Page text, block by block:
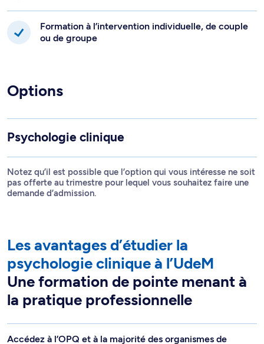
Formation à l’intervention individuelle, de couple
ou de groupe
Options
Psychologie clinique
Notez qu’il est possible que l’option qui vous intéresse ne soit
pas offerte au trimestre pour lequel vous souhaitez faire une
demande d’admission.
Les avantages d’étudier la
psychologie clinique à l’UdeM
Une formation de pointe menant à
la pratique professionnelle
Accédez à l’OPQ et à la majorité des organismes de